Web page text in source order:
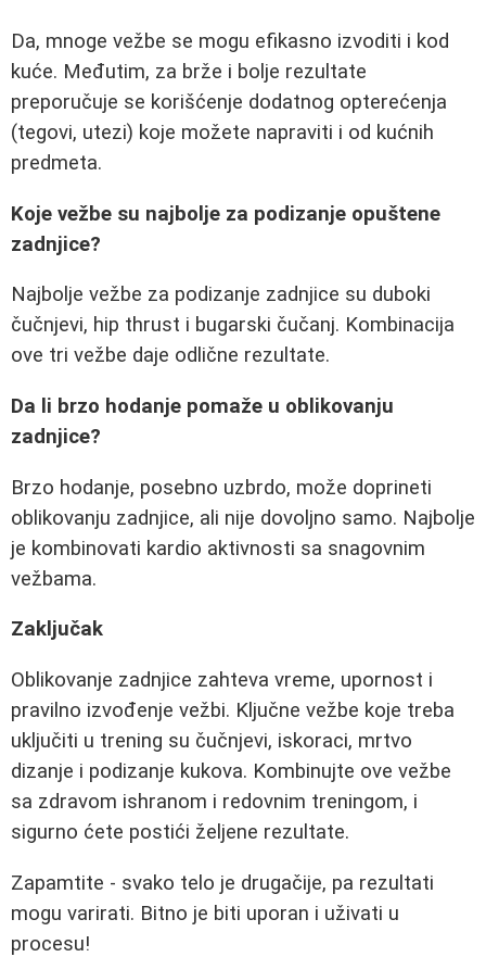
Da, mnoge vežbe se mogu efikasno izvoditi i kod
kuće. Međutim, za brže i bolje rezultate
preporučuje se korišćenje dodatnog opterećenja
(tegovi, utezi) koje možete napraviti i od kućnih
predmeta.
Koje vežbe su najbolje za podizanje opuštene
zadnjice?
Najbolje vežbe za podizanje zadnjice su duboki
čučnjevi, hip thrust i bugarski čučanj. Kombinacija
ove tri vežbe daje odlične rezultate.
Da li brzo hodanje pomaže u oblikovanju
zadnjice?
Brzo hodanje, posebno uzbrdo, može doprineti
oblikovanju zadnjice, ali nije dovoljno samo. Najbolje
je kombinovati kardio aktivnosti sa snagovnim
vežbama.
Zaključak
Oblikovanje zadnjice zahteva vreme, upornost i
pravilno izvođenje vežbi. Ključne vežbe koje treba
uključiti u trening su čučnjevi, iskoraci, mrtvo
dizanje i podizanje kukova. Kombinujte ove vežbe
sa zdravom ishranom i redovnim treningom, i
sigurno ćete postići željene rezultate.
Zapamtite - svako telo je drugačije, pa rezultati
mogu varirati. Bitno je biti uporan i uživati u
procesu!